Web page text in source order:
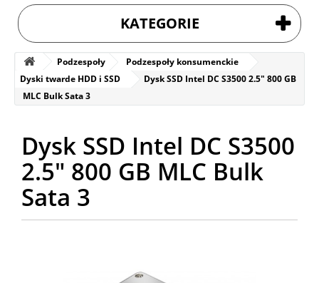
KATEGORIE
Podzespoły
Podzespoły konsumenckie
Dyski twarde HDD i SSD
Dysk SSD Intel DC S3500 2.5" 800 GB
MLC Bulk Sata 3
Dysk SSD Intel DC S3500
2.5" 800 GB MLC Bulk
Sata 3